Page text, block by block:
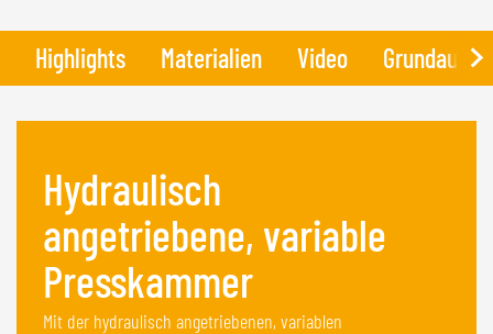
Highlights Materialien Video
Hydraulisch
angetriebene, variable
Presskammer
Mit der hydraulisch angetriebenen, variablen